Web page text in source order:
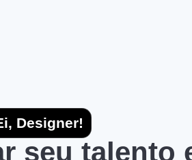
Designer!
seu talento